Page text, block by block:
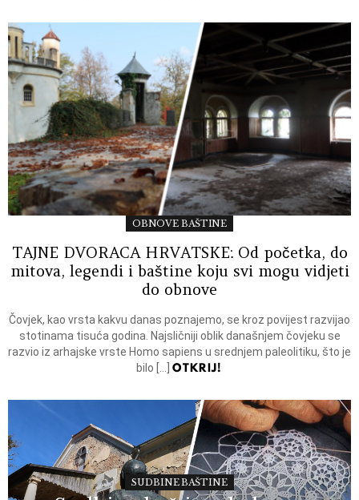
OBNOVE BAŠTINE
TAJNE DVORACA HRVATSKE: Od početka, do
mitova, legendi i baštine koju svi mogu vidjeti
do obnove
Čovjek, kao vrsta kakvu danas poznajemo, se kroz povijest razvijao
stotinama tisuća godina. Najsličniji oblik današnjem čovjeku se
razvio iz arhajske vrste Homo sapiens u srednjem paleolitiku, što je
bilo […]OTKRIJ!
SUDBINE BAŠTINE